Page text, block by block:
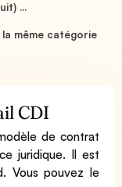
...
même catégorie
CDI
de contrat
juridique. Il est
Vous pouvez le